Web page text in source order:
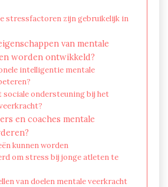
stressfactoren zijn gebruikelijk in
van mentale
worden ontwikkeld?
intelligentie mentale
sociale ondersteuning bij het
en coaches mentale
kunnen worden
om stress bij jonge atleten te
van doelen mentale veerkracht